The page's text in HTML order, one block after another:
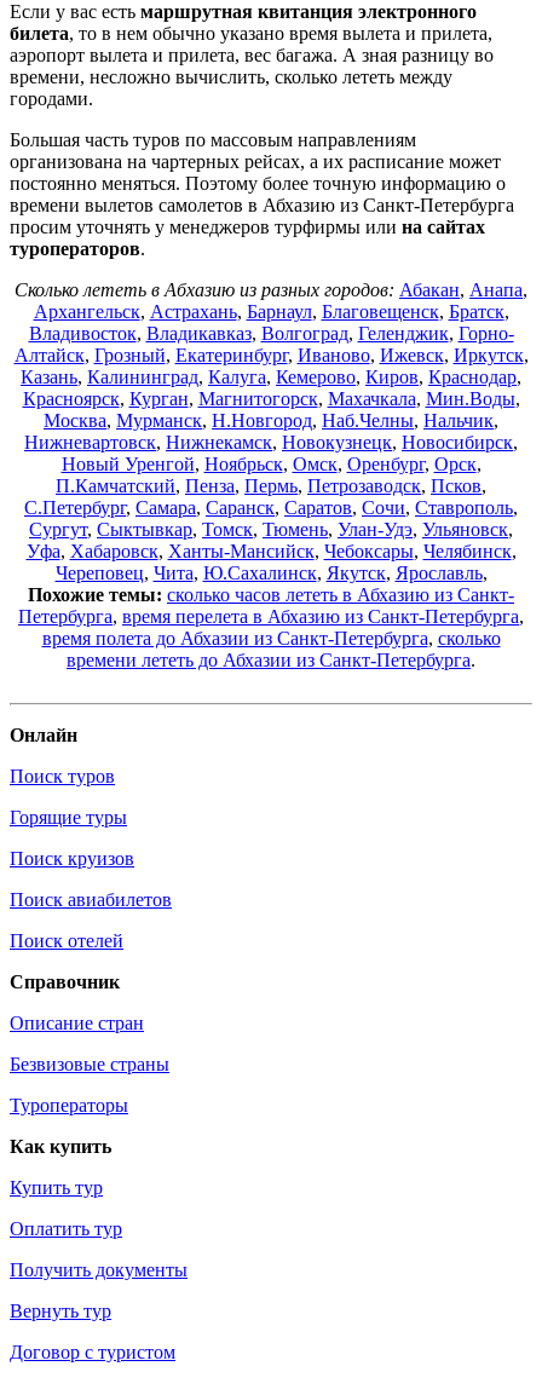
Если у вас есть маршрутная квитанция электронного
билета, то в нем обычно указано время вылета и прилета,
аэропорт вылета и прилета, вес багажа. А зная разницу во
времени, несложно вычислить, сколько лететь между
городами.
Большая часть туров по массовым направлениям
организована на чартерных рейсах, а их расписание может
постоянно меняться. Поэтому более точную информацию о
времени вылетов самолетов в Абхазию из Санкт-Петербурга
просим уточнять у менеджеров турфирмы или на сайтах
туроператоров.
Сколько лететь в Абхазию из разных городов: Абакан, Анапа,
Архангельск, Астрахань, Барнаул, Благовещенск, Братск,
Владивосток, Владикавказ, Волгоград, Геленджик, Горно-
Алтайск, Грозный, Екатеринбург, Иваново, Ижевск, Иркутск,
Казань, Калининград, Калуга, Кемерово, Киров, Краснодар,
Красноярск, Курган, Магнитогорск, Махачкала, Мин.Воды,
Москва, Мурманск, Н.Новгород, Наб.Челны, Нальчик,
Нижневартовск, Нижнекамск, Новокузнецк, Новосибирск,
Новый Уренгой, Ноябрьск, Омск, Оренбург, Орск,
П.Камчатский, Пенза, Пермь, Петрозаводск, Псков,
С.Петербург, Самара, Саранск, Саратов, Сочи, Ставрополь,
Сургут, Сыктывкар, Томск, Тюмень, Улан-Удэ, Ульяновск,
Уфа, Хабаровск, Ханты-Мансийск, Чебоксары, Челябинск,
Череповец, Чита, Ю.Сахалинск, Якутск, Ярославль,
Похожие темы: сколько часов лететь в Абхазию из Санкт-
Петербурга, время перелета в Абхазию из Санкт-Петербурга,
время полета до Абхазии из Санкт-Петербурга, сколько
времени лететь до Абхазии из Санкт-Петербурга.
Онлайн
Поиск туров
Горящие туры
Поиск круизов
Поиск авиабилетов
Поиск отелей
Справочник
Описание стран
Безвизовые страны
Туроператоры
Как купить
Купить тур
Оплатить тур
Получить документы
Вернуть тур
Договор с туристом